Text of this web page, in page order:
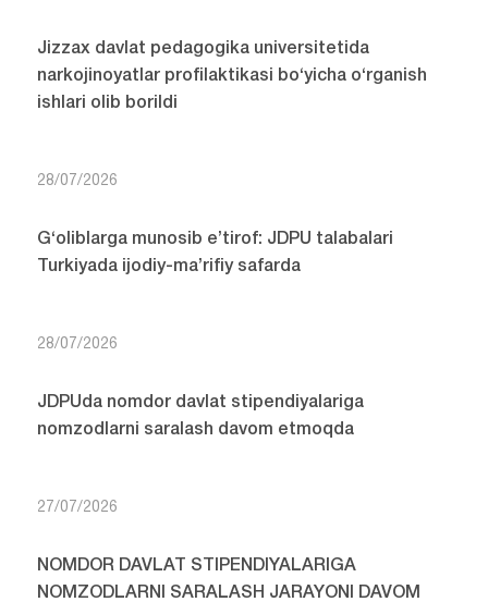
Jizzax davlat pedagogika universitetida
narkojinoyatlar profilaktikasi bo‘yicha o‘rganish
ishlari olib borildi
28/07/2026
G‘oliblarga munosib e’tirof: JDPU talabalari
Turkiyada ijodiy-ma’rifiy safarda
28/07/2026
JDPUda nomdor davlat stipendiyalariga
nomzodlarni saralash davom etmoqda
27/07/2026
NOMDOR DAVLAT STIPENDIYALARIGA
NOMZODLARNI SARALASH JARAYONI DAVOM